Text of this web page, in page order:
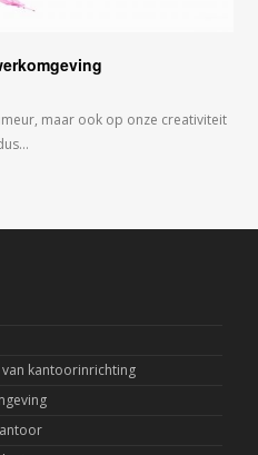
maar ook op onze creativiteit
kantoorinrichting